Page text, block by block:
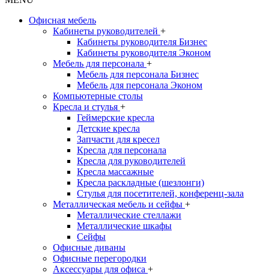
Офисная мебель
Кабинеты руководителей +
Кабинеты руководителя Бизнес
Кабинеты руководителя Эконом
Мебель для персонала +
Мебель для персонала Бизнес
Мебель для персонала Эконом
Компьютерные столы
Кресла и стулья +
Геймерские кресла
Детские кресла
Запчасти для кресел
Кресла для персонала
Кресла для руководителей
Кресла массажные
Кресла раскладные (шезлонги)
Стулья для посетителей, конференц-зала
Металлическая мебель и сейфы +
Металлические стеллажи
Металлические шкафы
Сейфы
Офисные диваны
Офисные перегородки
Аксессуары для офиса +